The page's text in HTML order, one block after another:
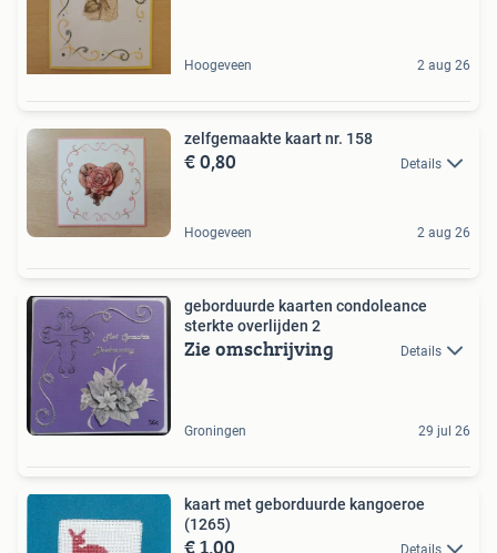
Hoogeveen 2 aug 26
zelfgemaakte kaart nr. 158
€ 0,80 Details
Hoogeveen 2 aug 26
geborduurde kaarten condoleance
sterkte overlijden 2
Zie omschrijving Details
Groningen 29 jul 26
kaart met geborduurde kangoeroe
(1265)
€ 1,00 Details